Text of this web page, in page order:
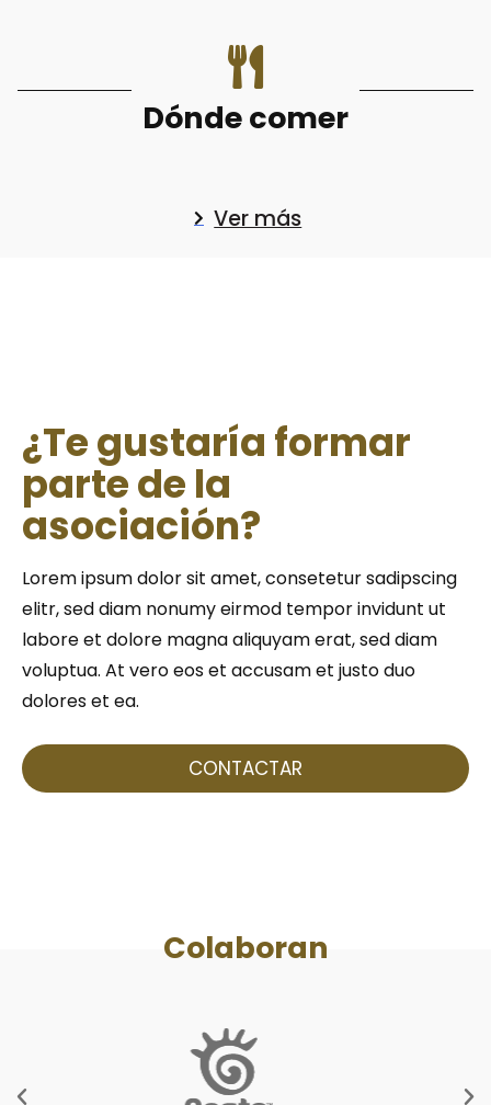
Dónde comer
Ver más
¿Te gustaría formar
parte de la
asociación?
Lorem ipsum dolor sit amet, consetetur sadipscing
elitr, sed diam nonumy eirmod tempor invidunt ut
labore et dolore magna aliquyam erat, sed diam
voluptua. At vero eos et accusam et justo duo
dolores et ea.
CONTACTAR
Colaboran